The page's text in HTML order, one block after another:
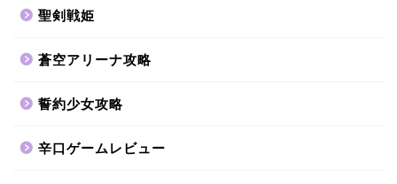
聖剣戦姫
蒼空アリーナ攻略
誓約少女攻略
辛口ゲームレビュー